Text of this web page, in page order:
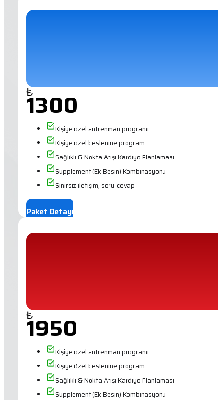
₺
1300
Kişiye özel antrenman programı
Kişiye özel beslenme programı
Sağlıklı & Nokta Atışı Kardiyo Planlaması
Supplement (Ek Besin) Kombinasyonu
Sınırsız iletişim, soru-cevap
Paket Detayı
₺
1950
Kişiye özel antrenman programı
Kişiye özel beslenme programı
Sağlıklı & Nokta Atışı Kardiyo Planlaması
Supplement (Ek Besin) Kombinasyonu